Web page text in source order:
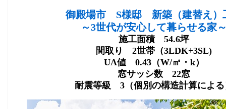
御殿場市 S様邸 新築（建替え）
～3世代が安心して暮らせる家
施工面積 54.6坪
間取り 2世帯（3LDK+3SL)
UA値 0.43（W/㎡・k）
窓サッシ数 22窓
耐震等級 3（個別の構造計算による